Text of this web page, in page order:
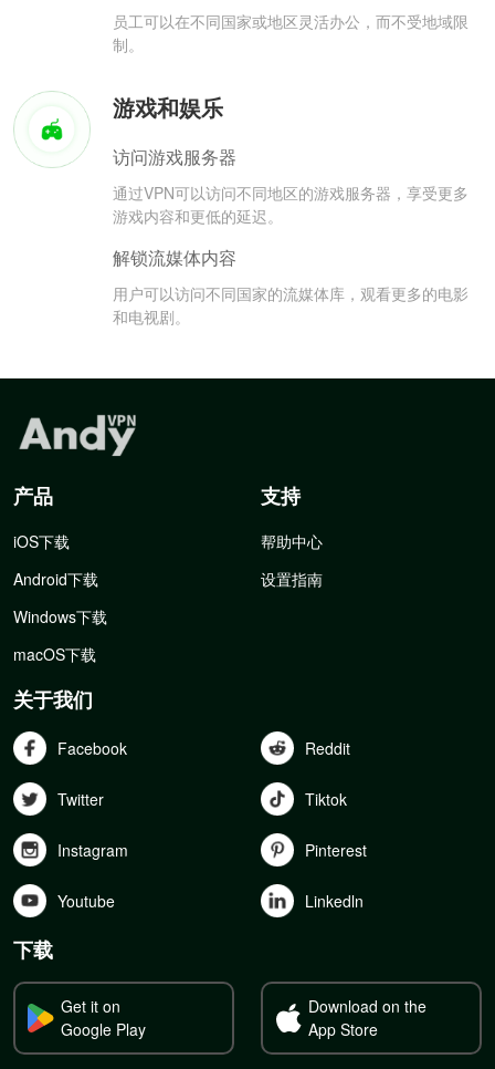
员工可以在不同国家或地区灵活办公，而不受地域限
制。
游戏和娱乐
访问游戏服务器
通过VPN可以访问不同地区的游戏服务器，享受更多
游戏内容和更低的延迟。
解锁流媒体内容
用户可以访问不同国家的流媒体库，观看更多的电影
和电视剧。
产品
iOS下载
Android下载
Windows下载
macOS下载
支持
帮助中心
设置指南
关于我们
Facebook Reddit
Twitter Tiktok
Instagram Pinterest
Youtube Linkedln
下载
Get it on
Google Play
Download on the
App Store